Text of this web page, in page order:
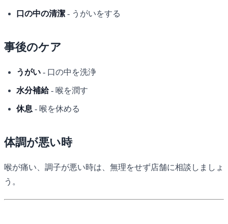
口の中の清潔 - うがいをする
事後のケア
うがい - 口の中を洗浄
水分補給- 喉を潤す
休息 - 喉を休める
体調が悪い時
喉が痛い、調子が悪い時は、無理をせず店舗に相談しましょ
う。